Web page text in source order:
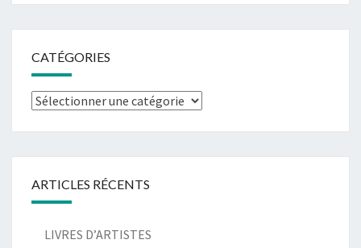
CATÉGORIES
Catégories
ARTICLES RÉCENTS
LIVRES D’ARTISTES